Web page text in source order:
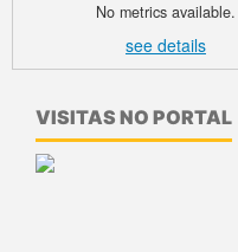
No metrics available.
see details
VISITAS NO PORTAL